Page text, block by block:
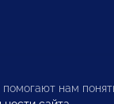
нам